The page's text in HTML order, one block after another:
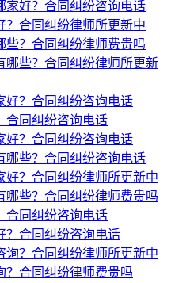
家好？合同纠纷咨询电话
？合同纠纷律师所更新中
些？合同纠纷律师费贵吗
哪些？合同纠纷律师所更新
好？合同纠纷咨询电话
合同纠纷咨询电话
好？合同纠纷咨询电话
哪些？合同纠纷咨询电话
好？合同纠纷律师所更新中
哪些？合同纠纷律师费贵吗
合同纠纷咨询电话
？合同纠纷咨询电话
询？合同纠纷律师所更新中
？合同纠纷律师费贵吗